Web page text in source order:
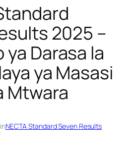
2025 –
Darasa la
ya Masasi
Mtwara
inNECTA Standard Seven Results